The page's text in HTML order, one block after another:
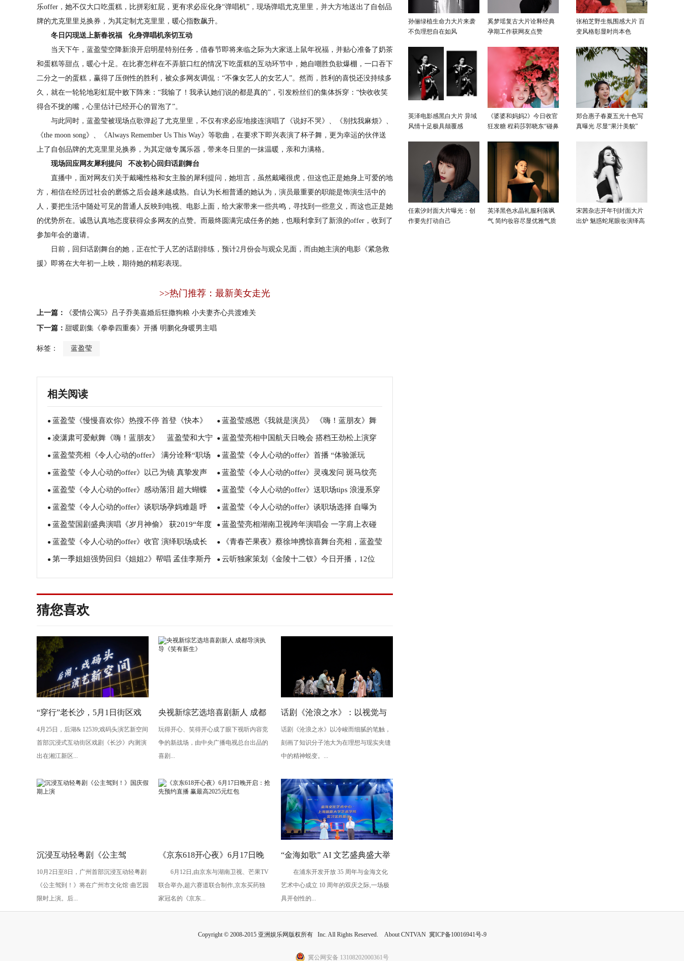
乐offer，她不仅大口吃蛋糕，比拼彩虹屁，更有求必应化身“弹唱机”，现场弹唱尤克里里，并大方地送出了自创品
牌的尤克里里兑换券，为其定制尤克里里，暖心指数飙升。
冬日闪现送上新春祝福 化身弹唱机亲切互动
当天下午，蓝盈莹空降新浪开启明星特别任务，借春节即将来临之际为大家送上鼠年祝福，并贴心准备了奶茶
和蛋糕等甜点，暖心十足。在比赛怎样在不弄脏口红的情况下吃蛋糕的互动环节中，她自嘲胜负欲爆棚，一口吞下
二分之一的蛋糕，赢得了压倒性的胜利，被众多网友调侃：“不像女艺人的女艺人”。然而，胜利的喜悦还没持续多
久，就在一轮轮地彩虹屁中败下阵来：“我输了！我承认她们说的都是真的”，引发粉丝们的集体拆穿：“快收收笑
得合不拢的嘴，心里估计已经开心的冒泡了”。
与此同时，蓝盈莹被现场点歌弹起了尤克里里，不仅有求必应地接连演唱了《说好不哭》、《别找我麻烦》、
《the moon song》、《Always Remember Us This Way》等歌曲，在要求下即兴表演了杯子舞，更为幸运的伙伴送
上了自创品牌的尤克里里兑换券，为其定做专属乐器，带来冬日里的一抹温暖，亲和力满格。
现场回应网友犀利提问 不改初心回归话剧舞台
直播中，面对网友们关于戴曦性格和女主脸的犀利提问，她坦言，虽然戴曦很虎，但这也正是她身上可爱的地
方，相信在经历过社会的磨炼之后会越来越成熟。自认为长相普通的她认为，演员最重要的职能是饰演生活中的
人，要把生活中随处可见的普通人反映到电视、电影上面，给大家带来一些共鸣，寻找到一些意义，而这也正是她
的优势所在。诚恳认真地态度获得众多网友的点赞。而最终圆满完成任务的她，也顺利拿到了新浪的offer，收到了
参加年会的邀请。
日前，回归话剧舞台的她，正在忙于人艺的话剧排练，预计2月份会与观众见面，而由她主演的电影《紧急救
援》即将在大年初一上映，期待她的精彩表现。
>>热门推荐：最新美女走光
上一篇：
《爱情公寓5》吕子乔美嘉婚后狂撒狗粮 小夫妻齐心共渡难关
下一篇： 甜暖剧集《拳拳四重奏》开播 明鹏化身暖男主唱
标签： 蓝盈莹
相关阅读
● 蓝盈莹《慢慢喜欢你》热搜不停 首登《快本》
被赞文艺气质浓
● 蓝盈莹感恩《我就是演员》 《嗨！蓝朋友》舞
台重现“叮叮叮”音效“噩梦”？
● 凌潇肃可爱献舞《嗨！蓝朋友》 蓝盈莹和大宁
哥合拍最萌身高差
● 蓝盈莹亮相中国航天日晚会 搭档王劲松上演穿
越时空的对话
● 蓝盈莹亮相《令人心动的offer》 满分诠释“职场
黑话”
● 蓝盈莹《令人心动的offer》首播 “体验派玩
家”清爽上线
● 蓝盈莹《令人心动的offer》以己为镜 真挚发声
输出职场新观点
● 蓝盈莹《令人心动的offer》灵魂发问 斑马纹亮
片裙散发酷飒魅力
● 蓝盈莹《令人心动的offer》感动落泪 超大蝴蝶
结衬衫点亮冬日温暖
● 蓝盈莹《令人心动的offer》送职场tips 浪漫系穿
搭彰显女性优雅魅力
● 蓝盈莹《令人心动的offer》谈职场孕妈难题 呼
吁公平对待每位女性
● 蓝盈莹《令人心动的offer》谈职场选择 自曝为
进人艺两年未接戏
● 蓝盈莹国剧盛典演唱《岁月神偷》 获2019“年度
潜力女演员”
● 蓝盈莹亮相湖南卫视跨年演唱会 一字肩上衣碰
撞马丁靴酷飒满分
● 蓝盈莹《令人心动的offer》收官 演绎职场成长
型女性蜕变之路
● 《青春芒果夜》蔡徐坤携惊喜舞台亮相，蓝盈莹
白冰再搭档养眼惊艳
● 第一季姐姐强势回归《姐姐2》帮唱 孟佳李斯丹
妮齐出招
● 云听独家策划《金陵十二钗》今日开播，12位
实力派女演员重磅加盟！
猜您喜欢
“穿行”老长沙，5月1日街区戏
剧《长沙》将亮相“后湖・戏码
头”
4月25日，后湖& 12539;戏码头演艺新空间
首部沉浸式互动街区戏剧《长沙》内测演
出在湘江新区...
央视新综艺选培喜剧新人 成都
导演执导《笑有新生》
玩得开心、笑得开心成了眼下视听内容竞
争的新战场，由中央广播电视总台出品的
喜剧...
话剧《沧浪之水》：以视觉与
心理空间，照见知识分子的精
神挣扎
话剧《沧浪之水》以冷峻而细腻的笔触，
刻画了知识分子池大为在理想与现实夹缝
中的精神蜕变。...
沉浸互动轻粤剧《公主驾
到！》国庆假期上演
10月2日至8日，广州首部沉浸互动轻粤剧
《公主驾到！》将在广州市文化馆·曲艺园
限时上演。后...
《京东618开心夜》6月17日晚
开启：抢先预约直播 赢最高
2025元红包
6月12日,由京东与湖南卫视、芒果TV
联合举办,超六赛道联合制作,京东买药独
家冠名的《京东...
“金海如歌” AI 文艺盛典盛大举
行,共鉴科技艺术融合景象
在浦东开发开放 35 周年与金海文化
艺术中心成立 10 周年的双庆之际,一场极
具开创性的...
孙俪绿植生命力大片来袭
不负理想自在如风
奚梦瑶复古大片诠释经典
孕期工作获网友点赞
张柏芝野生氛围感大片 百
变风格彰显时尚本色
英泽电影感黑白大片 异域
风情十足极具颠覆感
《婆婆和妈妈2》今日收官
狂发糖 程莉莎郭晓东“碰鼻
郑合惠子春夏五光十色写
真曝光 尽显“果汁美貌”
任素汐封面大片曝光：创
作要先打动自己
英泽黑色水晶礼服利落飒
气 简约妆容尽显优雅气质
宋茜杂志开年刊封面大片
出炉 魅惑蛇尾眼妆演绎高
Copyright © 2008-2015 亚洲娱乐网版权所有 Inc. All Rights Reserved. About CNTVAN 冀ICP备10016941号-9
冀公网安备 13108202000361号